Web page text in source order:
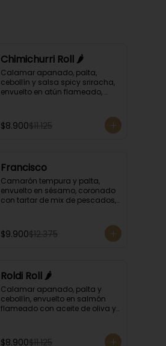
Chimichurri Roll 🌶️
Calamar apanado, palta,
cebollín y salsa spicy sriracha,
envuelto en atún flameado,
$8.900$11.125
Francisco
Camarón tempura y palta,
envuelto en sésamo, coronado
con tartar de mix de pescados,
$9.900$12.375
Roldi Roll 🌶️
Calamar apanado, palta y
cebollín, envuelto en salmón
flameado con aceite de oliva y
$8.900$11.125